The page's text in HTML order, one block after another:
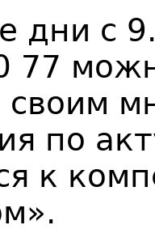
дни с
77
своим
по
к